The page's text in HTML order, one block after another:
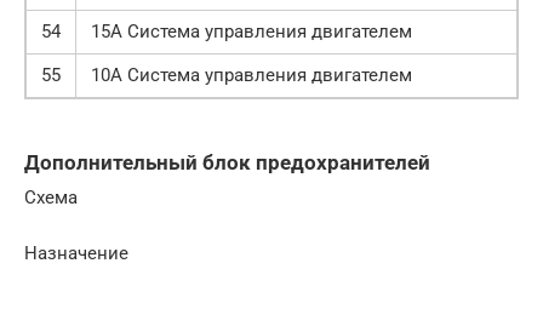
54
15А Система управления двигателем
55
10А Система управления двигателем
Дополнительный блок предохранителей
Схема
Назначение